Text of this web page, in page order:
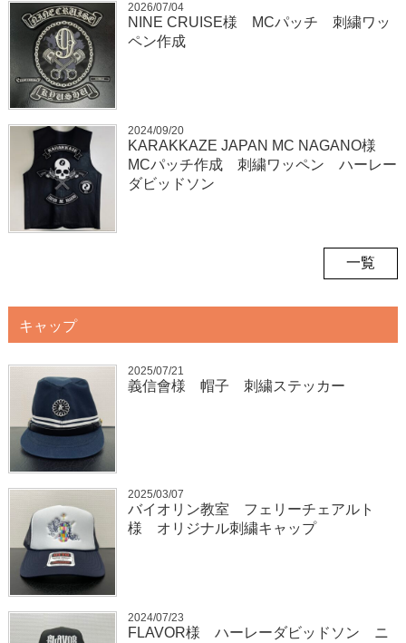
2026/07/04
NINE CRUISE様 MCパッチ 刺繍ワッ
ペン作成
2024/09/20
KARAKKAZE JAPAN MC NAGANO様
MCパッチ作成 刺繍ワッペン ハーレー
ダビッドソン
一覧
キャップ
2025/07/21
義信會様 帽子 刺繍ステッカー
2025/03/07
バイオリン教室 フェリーチェアルト
様 オリジナル刺繍キャップ
2024/07/23
FLAVOR様 ハーレーダビッドソン ニ